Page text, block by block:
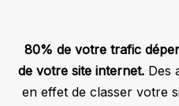
80% de votre trafic
de votre site internet. Des
en effet de classer votre